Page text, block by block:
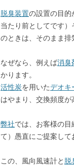
脱臭装置の設置の目的
当たり前としてです
のときは、そのまま排
なぜなら、例えば消臭
かります。
活性炭を用いたデオキ
はやまり、交換頻度が
弊社では、お客様の
て）愚直にご提案して
この、風向風速計と 脱